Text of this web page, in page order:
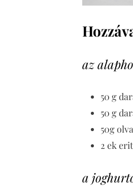
az
50 g
50 g
50g
2 ek
a